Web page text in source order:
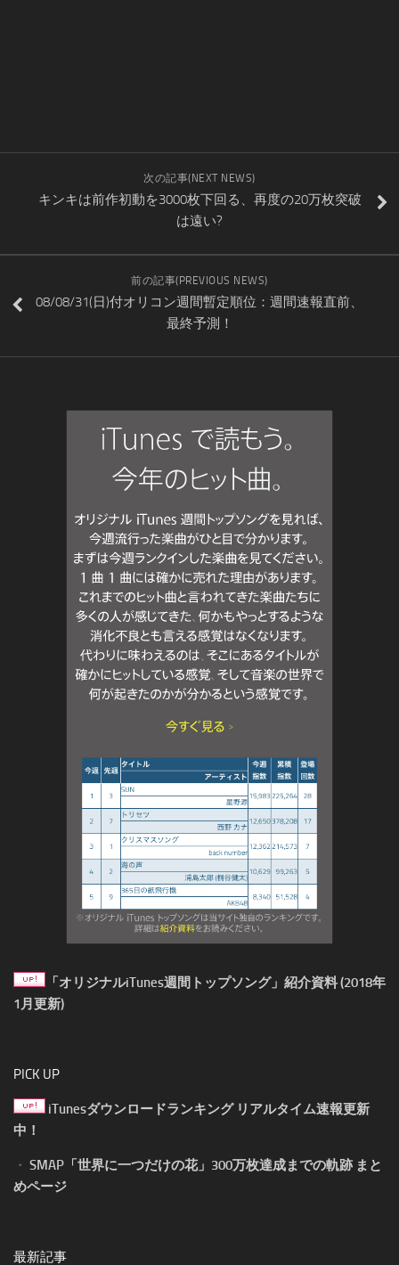
次の記事(NEXT NEWS)
キンキは前作初動を3000枚下回る、再度の20万枚突破
は遠い?
前の記事(PREVIOUS NEWS)
08/08/31(日)付オリコン週間暫定順位：週間速報直前、
最終予測！
「オリジナルiTunes週間トップソング」紹介資料 (2018年
1月更新)
PICK UP
iTunesダウンロードランキング リアルタイム速報更新
中！
・ SMAP「世界に一つだけの花」300万枚達成までの軌跡 まと
めページ
最新記事